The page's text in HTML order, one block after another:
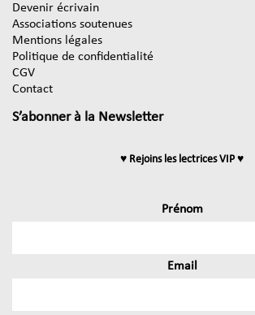
Devenir écrivain
Associations soutenues
Mentions légales
Politique de confidentialité
CGV
Contact
S’abonner à la Newsletter
♥ Rejoins les lectrices VIP ♥
Prénom
Email